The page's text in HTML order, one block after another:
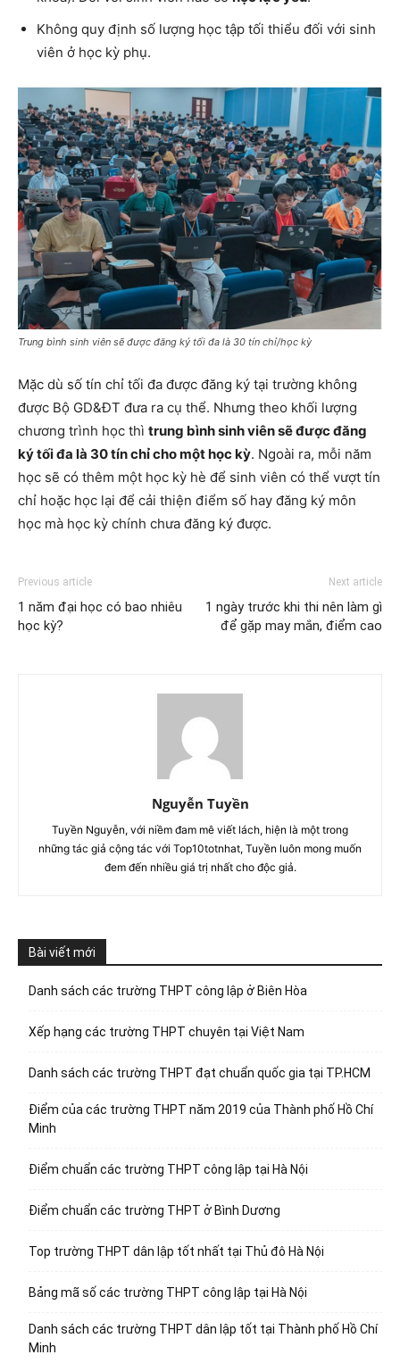
Không quy định số lượng học tập tối thiểu đối với sinh
viên ở học kỳ phụ.
Trung bình sinh viên sẽ được đăng ký tối đa là 30 tín chỉ/học kỳ
Mặc dù số tín chỉ tối đa được đăng ký tại trường không
được Bộ GD&ĐT đưa ra cụ thể. Nhưng theo khối lượng
chương trình học thì trung bình sinh viên sẽ được đăng
ký tối đa là 30 tín chỉ cho một học kỳ. Ngoài ra, mỗi năm
học sẽ có thêm một học kỳ hè để sinh viên có thể vượt tín
chỉ hoặc học lại để cải thiện điểm số hay đăng ký môn
học mà học kỳ chính chưa đăng ký được.
Previous article
1 năm đại học có bao nhiêu
học kỳ?
Next article
1 ngày trước khi thi nên làm gì
để gặp may mắn, điểm cao
Nguyễn Tuyền
Tuyền Nguyễn, với niềm đam mê viết lách, hiện là một trong
những tác giả cộng tác với Top10totnhat, Tuyền luôn mong muốn
đem đến nhiều giá trị nhất cho độc giả.
Bài viết mới
Danh sách các trường THPT công lập ở Biên Hòa
Xếp hạng các trường THPT chuyên tại Việt Nam
Danh sách các trường THPT đạt chuẩn quốc gia tại TP.HCM
Điểm của các trường THPT năm 2019 của Thành phố Hồ Chí
Minh
Điểm chuẩn các trường THPT công lập tại Hà Nội
Điểm chuẩn các trường THPT ở Bình Dương
Top trường THPT dân lập tốt nhất tại Thủ đô Hà Nội
Bảng mã số các trường THPT công lập tại Hà Nội
Danh sách các trường THPT dân lập tốt tại Thành phố Hồ Chí
Minh